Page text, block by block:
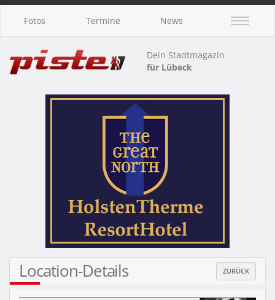
Fotos Termine News
Dein Stadtmagazin
für Lübeck
Location-Details ZURÜCK